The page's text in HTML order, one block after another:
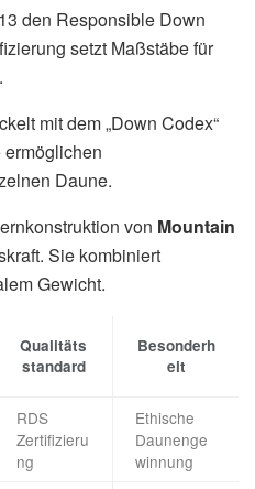
den Responsible Down
setzt Maßstäbe für
mit dem „Down Codex“
Daune.
von Mountain
Sie kombiniert
Gewicht.
Qualitäts
standard
Besonderh
eit
RDS
Zertifizieru
ng
Ethische
Daunenge
winnung